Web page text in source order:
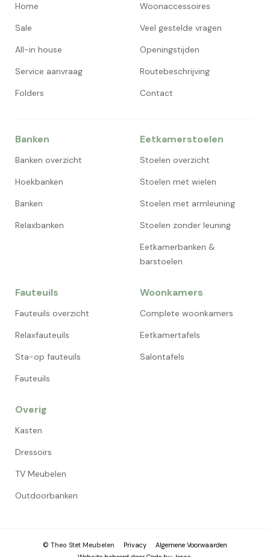
Home
Sale
All-in house
Service aanvraag
Folders
Woonaccessoires
Veel gestelde vragen
Openingstijden
Routebeschrijving
Contact
Banken
Banken overzicht
Hoekbanken
Banken
Relaxbanken
Eetkamerstoelen
Stoelen overzicht
Stoelen met wielen
Stoelen met armleuning
Stoelen zonder leuning
Eetkamerbanken &
barstoelen
Fauteuils
Fauteuils overzicht
Relaxfauteuils
Sta-op fauteuils
Fauteuils
Woonkamers
Complete woonkamers
Eetkamertafels
Salontafels
Overig
Kasten
Dressoirs
TV Meubelen
Outdoorbanken
© Theo Stet Meubelen Privacy
Algemene Voorwaarden